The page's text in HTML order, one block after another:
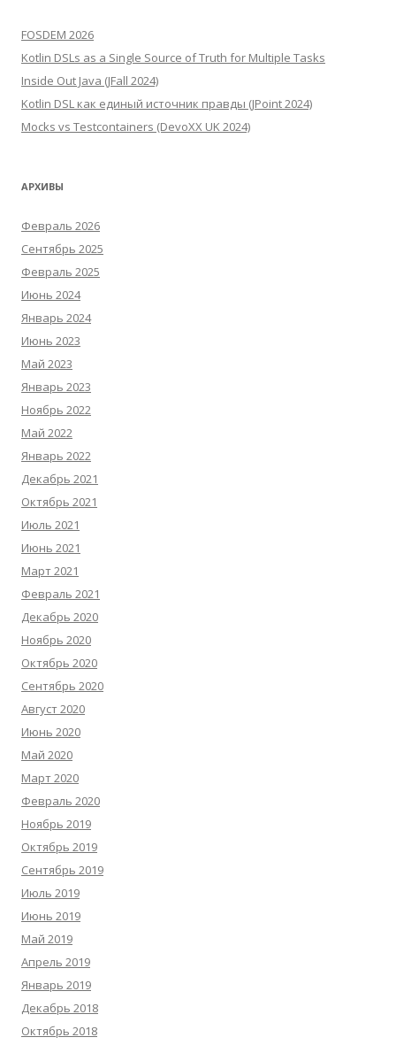
FOSDEM 2026
Kotlin DSLs as a Single Source of Truth for Multiple Tasks
Inside Out Java (JFall 2024)
Kotlin DSL как единый источник правды (JPoint 2024)
Mocks vs Testcontainers (DevoXX UK 2024)
АРХИВЫ
Февраль 2026
Сентябрь 2025
Февраль 2025
Июнь 2024
Январь 2024
Июнь 2023
Май 2023
Январь 2023
Ноябрь 2022
Май 2022
Январь 2022
Декабрь 2021
Октябрь 2021
Июль 2021
Июнь 2021
Март 2021
Февраль 2021
Декабрь 2020
Ноябрь 2020
Октябрь 2020
Сентябрь 2020
Август 2020
Июнь 2020
Май 2020
Март 2020
Февраль 2020
Ноябрь 2019
Октябрь 2019
Сентябрь 2019
Июль 2019
Июнь 2019
Май 2019
Апрель 2019
Январь 2019
Декабрь 2018
Октябрь 2018